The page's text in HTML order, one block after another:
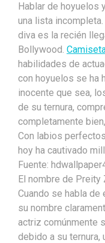
Hablar de hoyuelos
una lista
diva es la recién
Bollywood.
habilidades de
con hoyuelos se ha
inocente que sea,
de su ternura,
completamente
Con labios
hoy ha cautivado
Fuente:
El nombre de Preity
Cuando se habla
su nombre
actriz comúnmente
debido a su ternura,